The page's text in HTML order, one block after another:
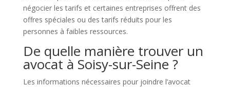
négocier les tarifs et certaines entreprises offrent des
offres spéciales ou des tarifs réduits pour les
personnes à faibles ressources.
De quelle manière trouver un
avocat à Soisy-sur-Seine ?
Les informations nécessaires pour joindre l’avocat